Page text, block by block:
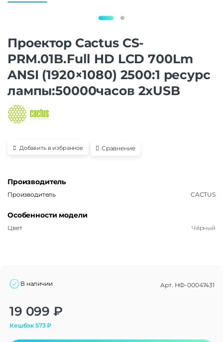
Проектор Cactus CS-
PRM.01B.Full HD LCD 700Lm
ANSI (1920×1080) 2500:1 ресурс
лампы:50000часов 2xUSB
Добавить в избранное Сравнение
Производитель
Производитель CACTUS
Особенности модели
Цвет Чёрный
В наличии Арт. НФ-00047431
19 099 ₽
Кешбэк573₽
Alternative: